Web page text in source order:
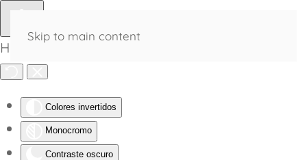
Herramientas de Accesibilidad
Colores invertidos
Monocromo
Contraste oscuro
Skip to main content